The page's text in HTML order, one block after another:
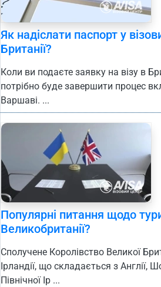
Як надіслати паспорт у
Британії?
Коли ви подаєте заявку на візу в
потрібно буде завершити процес
Варшаві. ...
Популярні питання щодо
Великобританії?
Сполучене Королівство Великої
Ірландії, що складається з Англії,
Північної Ір ...